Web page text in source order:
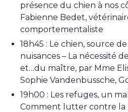
présence du chien à nos
Fabienne Bedet,
comportementaliste
18h45 : Le chien, source
nuisances – La nécessité
et…du maître, par Mme
Sophie Vandenbussche,
19h00 : Les refuges, un
Comment lutter contre la